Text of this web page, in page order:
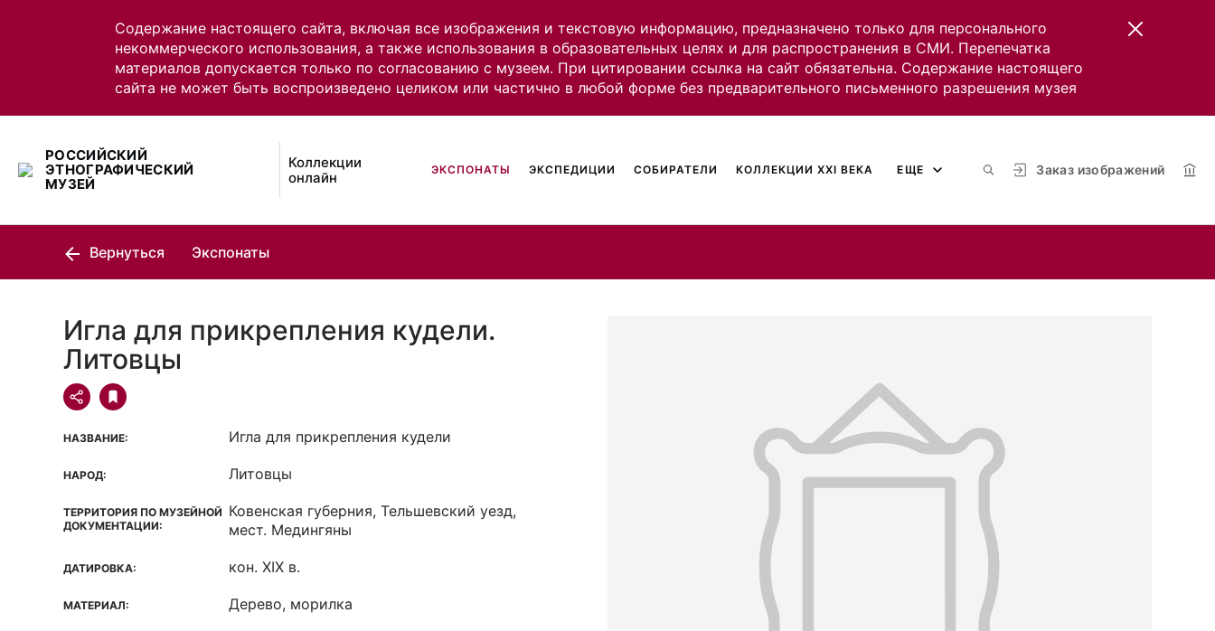
Содержание настоящего сайта, включая все изображения и текстовую информацию, предназначено только для персонального
некоммерческого использования, а также использования в образовательных целях и для распространения в СМИ. Перепечатка
материалов допускается только по согласованию с музеем. При цитировании ссылка на сайт обязательна. Содержание настоящего
сайта не может быть воспроизведено целиком или частично в любой форме без предварительного письменного разрешения музея
РОССИЙСКИЙ
ЭТНОГРАФИЧЕСКИЙ
МУЗЕЙ
Коллекции
онлайн
Заказ изображений
ЭКСПОНАТЫ ЭКСПЕДИЦИИ СОБИРАТЕЛИ КОЛЛЕКЦИИ XXI ВЕКА ЕЩЕ
Вернуться Экспонаты
Игла для прикрепления кудели.
Литовцы
НАЗВАНИЕ: Игла для прикрепления кудели
НАРОД: Литовцы
ТЕРРИТОРИЯ ПО МУЗЕЙНОЙ
ДОКУМЕНТАЦИИ:
Ковенская губерния, Тельшевский уезд,
мест. Медингяны
ДАТИРОВКА: кон. XIX в.
МАТЕРИАЛ: Дерево, морилка